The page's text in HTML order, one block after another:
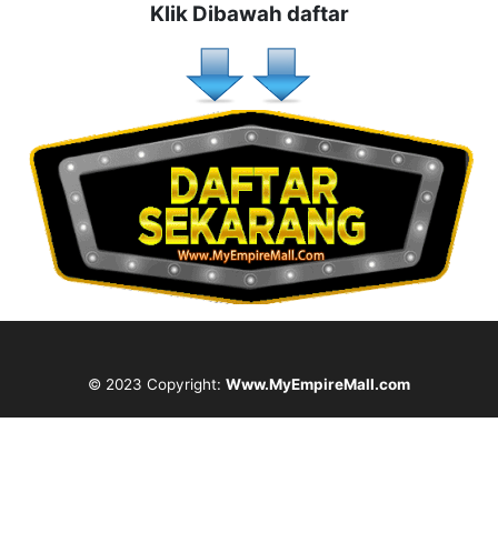
Klik Dibawah daftar
© 2023 Copyright: Www.MyEmpireMall.com